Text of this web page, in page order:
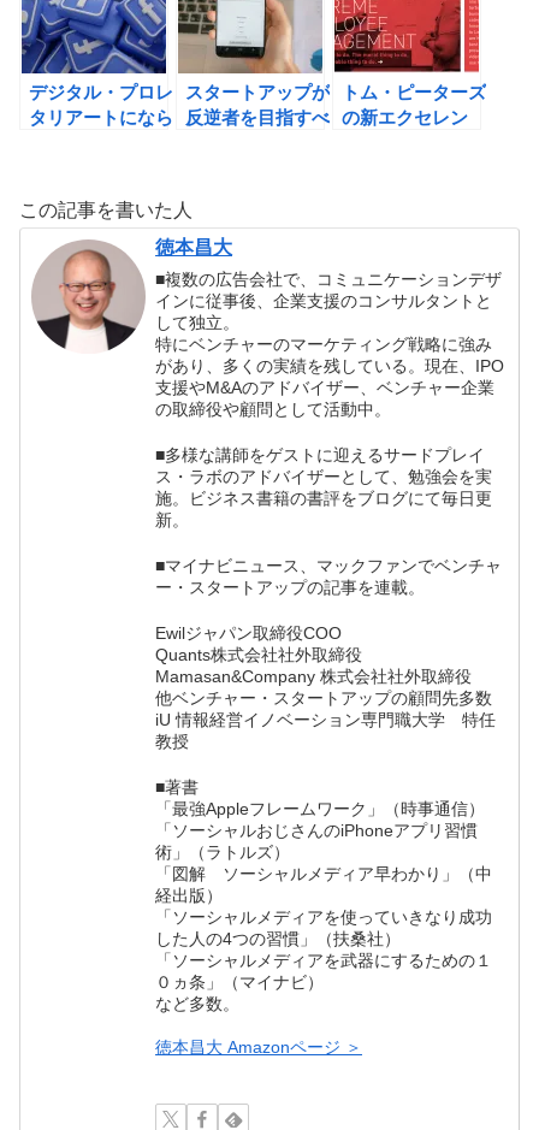
デジタル・プロレ
タリアートになら
戻るとき 「新し
い実在論」は世界
をどう見ているか
の書評
スタートアップが
反逆者を目指すべ
トム・ピーターズ
の新エクセレン
この記事を書いた人
徳本昌大
■複数の広告会社で、コミュニケーションデザ
インに従事後、企業支援のコンサルタントと
して独立。
特にベンチャーのマーケティング戦略に強み
があり、多くの実績を残している。現在、IPO
支援やM&Aのアドバイザー、ベンチャー企業
の取締役や顧問として活動中。
■多様な講師をゲストに迎えるサードプレイ
ス・ラボのアドバイザーとして、勉強会を実
施。ビジネス書籍の書評をブログにて毎日更
新。
■マイナビニュース、マックファンでベンチャ
ー・スタートアップの記事を連載。
Ewilジャパン取締役COO
Quants株式会社社外取締役
Mamasan&Company 株式会社社外取締役
他ベンチャー・スタートアップの顧問先多数
iU 情報経営イノベーション専門職大学 特任
教授
■著書
「最強Appleフレームワーク」（時事通信）
「ソーシャルおじさんのiPhoneアプリ習慣
術」（ラトルズ）
「図解 ソーシャルメディア早わかり」（中
経出版）
「ソーシャルメディアを使っていきなり成功
した人の4つの習慣」（扶桑社）
「ソーシャルメディアを武器にするための１
０ヵ条」（マイナビ）
など多数。
徳本昌大 Amazonページ ＞